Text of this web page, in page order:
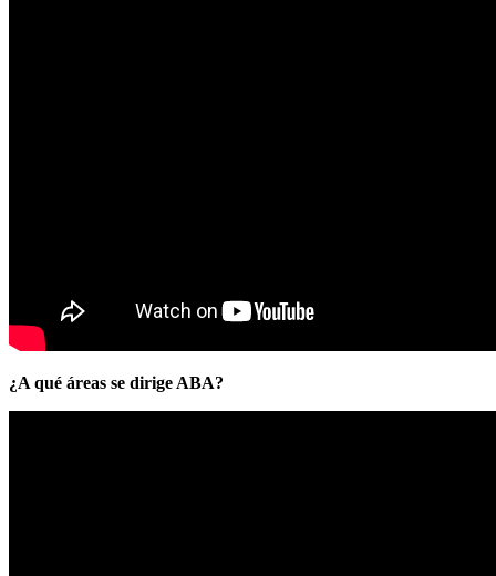
¿A qué áreas se dirige ABA?